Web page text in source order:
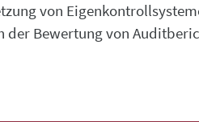
von
der Bewertung von